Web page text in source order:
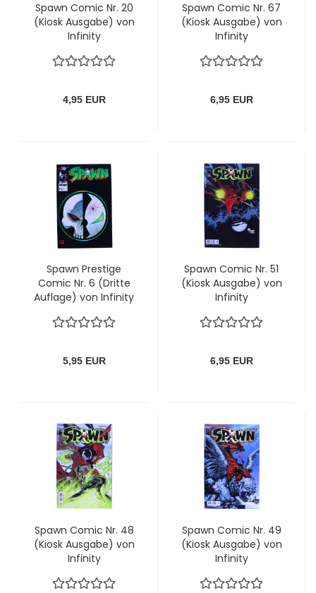
Spawn Comic Nr. 20
(Kiosk Ausgabe) von
Infinity
4,95 EUR
Spawn Comic Nr. 67
(Kiosk Ausgabe) von
Infinity
6,95 EUR
Spawn Prestige
Comic Nr. 6 (Dritte
Auflage) von Infinity
5,95 EUR
Spawn Comic Nr. 51
(Kiosk Ausgabe) von
Infinity
6,95 EUR
Spawn Comic Nr. 48
(Kiosk Ausgabe) von
Infinity
Spawn Comic Nr. 49
(Kiosk Ausgabe) von
Infinity